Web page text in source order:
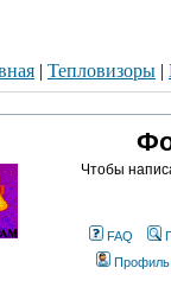
| Тепловизоры |
Чтобы
FAQ
Профиль